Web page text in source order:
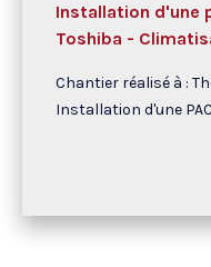
Installation d'une
Toshiba -
Chantier réalisé à :
Installation d'une